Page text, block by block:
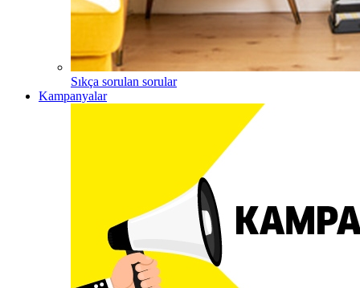
Sıkça sorulan sorular
Kampanyalar